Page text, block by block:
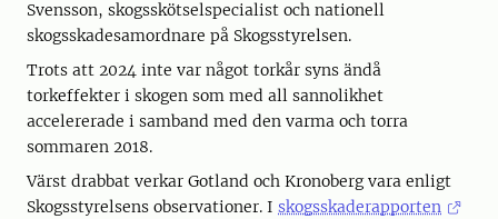
Svensson, skogsskötselspecialist och nationell
skogsskadesamordnare på Skogsstyrelsen.
Trots att 2024 inte var något torkår syns ändå
torkeffekter i skogen som med all sannolikhet
accelererade i samband med den varma och torra
sommaren 2018.
Värst drabbat verkar Gotland och Kronoberg vara enligt
Skogsstyrelsens observationer. I skogsskaderapporten